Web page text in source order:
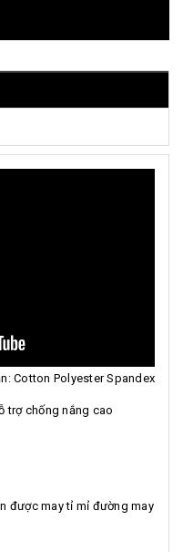
Cotton Polyester Spandex
trợ chống nắng cao
được may tỉ mỉ đường may